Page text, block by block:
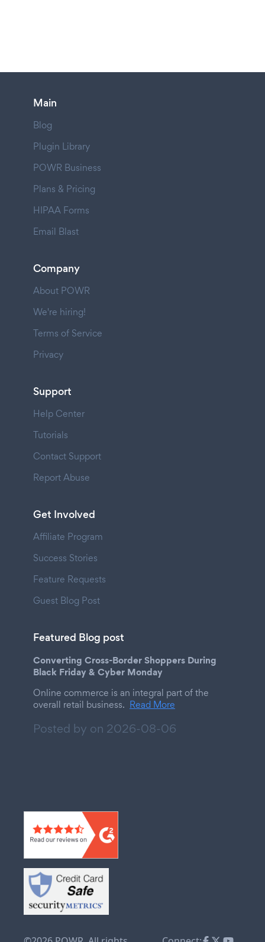
Main
Blog
Plugin Library
POWR Business
Plans & Pricing
HIPAA Forms
Email Blast
Company
About POWR
We're hiring!
Terms of Service
Privacy
Support
Help Center
Tutorials
Contact Support
Report Abuse
Get Involved
Affiliate Program
Success Stories
Feature Requests
Guest Blog Post
Featured Blog post
Converting Cross-Border Shoppers During
Black Friday & Cyber Monday
Online commerce is an integral part of the
overall retail business. Read More
Posted by on 2026-08-06